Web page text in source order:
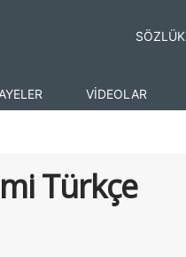
SÖZLÜK
VİDEOLAR
Türkçe